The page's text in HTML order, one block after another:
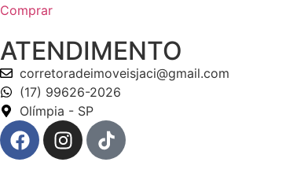
Comprar
ATENDIMENTO
corretoradeimoveisjaci@gmail.com
(17) 99626-2026
Olímpia - SP